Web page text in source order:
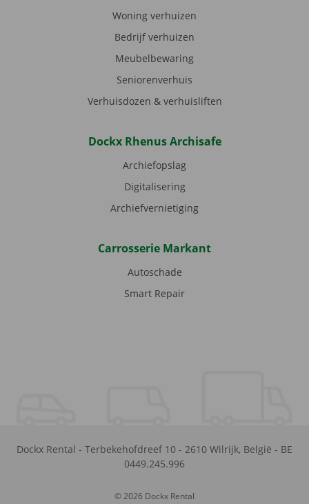
Woning verhuizen
Bedrijf verhuizen
Meubelbewaring
Seniorenverhuis
Verhuisdozen & verhuisliften
Dockx Rhenus Archisafe
Archiefopslag
Digitalisering
Archiefvernietiging
Carrosserie Markant
Autoschade
Smart Repair
Dockx Rental - Terbekehofdreef 10 - 2610 Wilrijk, België - BE
0449.245.996
© 2026 Dockx Rental